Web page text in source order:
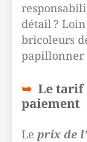
détail ?
bricoleurs
papillonner
Le tarif
paiement
Le prix de